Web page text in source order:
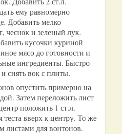
ему равномерно
Добавить мелко
чеснок и зеленый лук.
кусочки куриной
мясо до готовности и
ингредиенты. Быстро
снять вок с плиты.
опустить примерно на
Затем переложить лист
положить 1 ст.л.
теста вверх к центру. То же
листами для вонтонов.